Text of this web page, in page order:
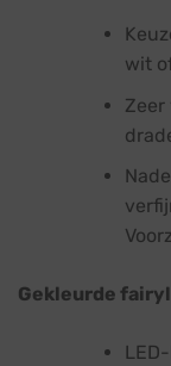
wit
Gekleurde